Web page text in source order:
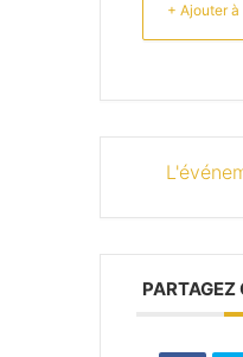
+ Ajouter
PARTAGEZ